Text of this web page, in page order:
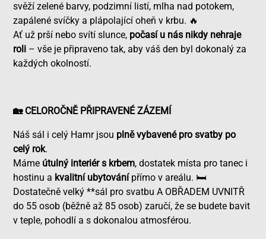
svěží zelené barvy, podzimní listí, mlha nad potokem,
zapálené svíčky a plápolající oheň v krbu. 🔥
Ať už prší nebo svítí slunce, počasí u nás nikdy nehraje
roli – vše je připraveno tak, aby váš den byl dokonalý za
každých okolností.
🏡 CELOROČNĚ PŘIPRAVENÉ ZÁZEMÍ
Náš sál i celý Hamr jsou plně vybavené pro svatby po
celý rok.
Máme útulný interiér s krbem, dostatek místa pro tanec i
hostinu a kvalitní ubytovánípřímo v areálu. 🛏️
Dostatečně velký **sál pro svatbu A OBŘADEM UVNITŘ
do 55 osob (běžně až 85 osob) zaručí, že se budete bavit
v teple, pohodlí a s dokonalou atmosférou.